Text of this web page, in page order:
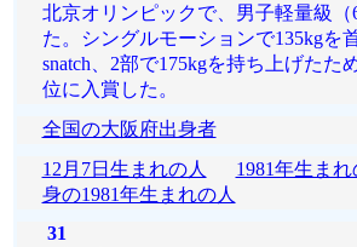
北京オリンピックで、男子軽量級（
た。シングルモーションで135kgを
snatch、2部で175kgを持ち上げたた
位に入賞した。
全国の大阪府出身者
12月7日生まれの人
1981年生まれ
身の1981年生まれの人
31